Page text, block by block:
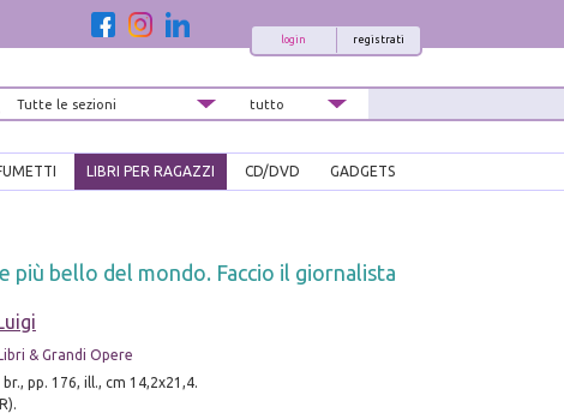
registrati
login
LIBRI PER RAGAZZI CD/DVD GADGETS
più bello del mondo. Faccio il giornalista
& Grandi Opere
pp. 176, ill., cm 14,2x21,4.